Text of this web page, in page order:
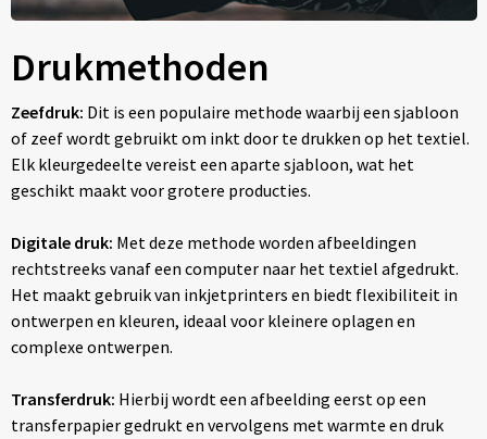
Drukmethoden
Zeefdruk: Dit is een populaire methode waarbij een sjabloon
of zeef wordt gebruikt om inkt door te drukken op het textiel.
Elk kleurgedeelte vereist een aparte sjabloon, wat het
geschikt maakt voor grotere producties.
Digitale druk: Met deze methode worden afbeeldingen
rechtstreeks vanaf een computer naar het textiel afgedrukt.
Het maakt gebruik van inkjetprinters en biedt flexibiliteit in
ontwerpen en kleuren, ideaal voor kleinere oplagen en
complexe ontwerpen.
Transferdruk: Hierbij wordt een afbeelding eerst op een
transferpapier gedrukt en vervolgens met warmte en druk